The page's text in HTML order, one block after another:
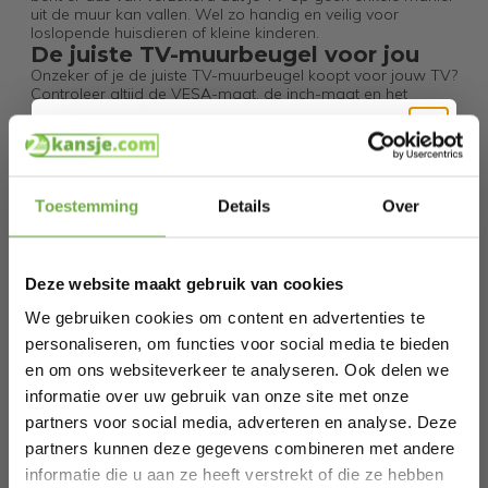
Toestemming Details Over
Deze website maakt gebruik van cookies
We gebruiken cookies om content en advertenties te
personaliseren, om functies voor social media te bieden
en om ons websiteverkeer te analyseren. Ook delen we
informatie over uw gebruik van onze site met onze
partners voor social media, adverteren en analyse. Deze
partners kunnen deze gegevens combineren met andere
informatie die u aan ze heeft verstrekt of die ze hebben
uit de muur kan vallen. Wel zo handig en veilig voor
loslopende huisdieren of kleine kinderen.
De juiste TV-muurbeugel voor jou
Onzeker of je de juiste TV-muurbeugel koopt voor jouw TV?
Controleer altijd de VESA-maat, de inch-maat en het
gewicht van je TV voor dat je de aankoop doet. Maak
gebruik van het overzichtelijke modellenschema en doe de
checklist! Alle benodigde specificaties kun je onderaan deze
TV beugel (1x)
Bevestigingsmaterialen
Specificaties
Merk: Auronic
Materiaal: Staal
Kleur: Zwart
​Afmetingen: 428 x 420 x 380 MM
​Gewicht: 3,2 kg
Max. draagkracht: 45 kg
Geschikt voor: Stenen muren, betonnen muren, houten
muren
Compatibel met: 23 tot 60 inch
Schrijf je in en ontvang
Bij 2dekansje.com profiteer je van
kortingen tot wel 70%.